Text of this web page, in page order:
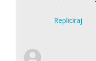
Repliciraj